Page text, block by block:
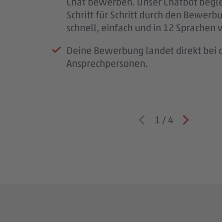
Schritt für Schritt durch den
schnell, einfach und in 12 Sprachen
Deine Bewerbung landet direkt bei
Ansprechpersonen.
Wenn wir Rückfragen haben,
1 / 4